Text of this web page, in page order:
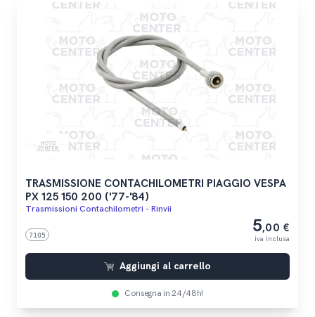
TRASMISSIONE CONTACHILOMETRI PIAGGIO VESPA
PX 125 150 200 ('77-'84)
Trasmissioni Contachilometri - Rinvii
7105 5,00 €
iva inclusa
Aggiungi al carrello
Consegna in 24/48h!